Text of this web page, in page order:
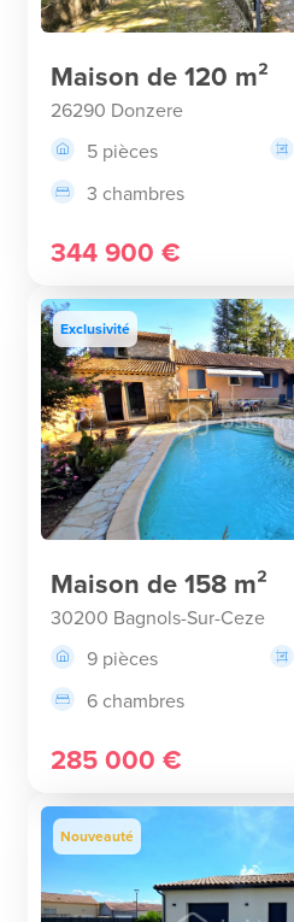
Maison de 120 m²
26290 Donzere
5 pièces
3 chambres
344 900 €
Exclusivité
Maison de 158 m²
30200 Bagnols-Sur-Ceze
9 pièces
6 chambres
285 000 €
Nouveauté